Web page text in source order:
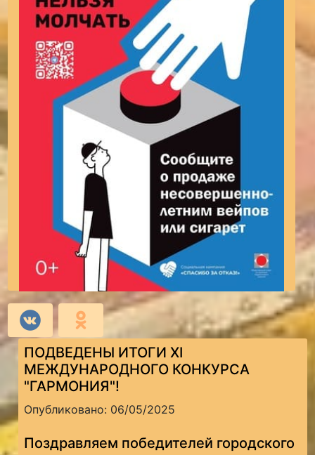
ПОДВЕДЕНЫ ИТОГИ XI
МЕЖДУНАРОДНОГО КОНКУРСА
"ГАРМОНИЯ"!
Опубликовано: 06/05/2025
Поздравляем победителей городского